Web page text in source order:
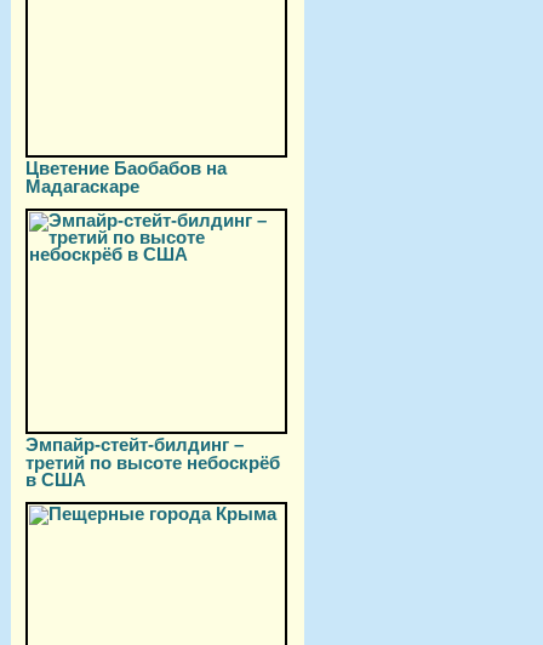
Цветение Баобабов на
Мадагаскаре
Эмпайр-стейт-билдинг –
третий по высоте небоскрёб
в США